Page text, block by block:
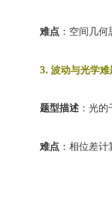
难点 ：空间几
3. 波动与光学难
题型描述 ：光
难点 ：相位差